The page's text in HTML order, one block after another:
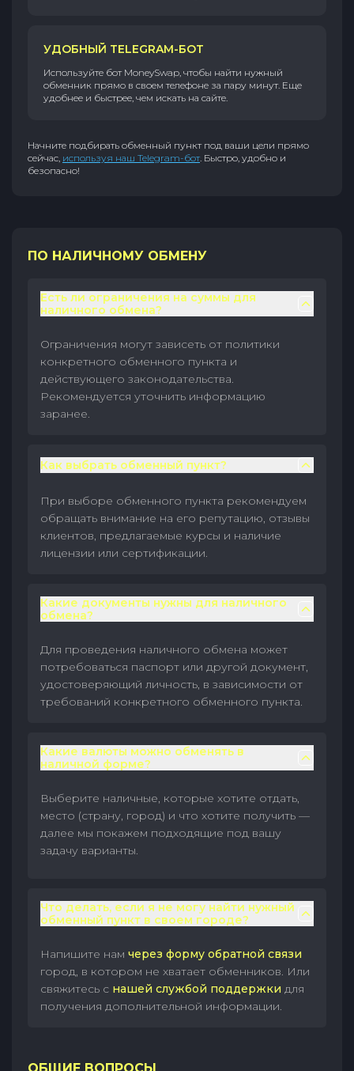
УДОБНЫЙ TELEGRAM-БОТ
Используйте бот MoneySwap, чтобы найти нужный
обменник прямо в своем телефоне за пару минут. Еще
удобнее и быстрее, чем искать на сайте.
Начните подбирать обменный пункт под ваши цели прямо
сейчас, используя наш Telegram-бот. Быстро, удобно и
безопасно!
ПО НАЛИЧНОМУ ОБМЕНУ
Есть ли ограничения на суммы для
наличного обмена?
Ограничения могут зависеть от политики
конкретного обменного пункта и
действующего законодательства.
Рекомендуется уточнить информацию
заранее.
Как выбрать обменный пункт?
При выборе обменного пункта рекомендуем
обращать внимание на его репутацию, отзывы
клиентов, предлагаемые курсы и наличие
лицензии или сертификации.
Какие документы нужны для наличного
обмена?
Для проведения наличного обмена может
потребоваться паспорт или другой документ,
удостоверяющий личность, в зависимости от
требований конкретного обменного пункта.
Какие валюты можно обменять в
наличной форме?
Выберите наличные, которые хотите отдать,
место (страну, город) и что хотите получить —
далее мы покажем подходящие под вашу
задачу варианты.
Что делать, если я не могу найти нужный
обменный пункт в своем городе?
Напишите нам через форму обратной связи
город, в котором не хватает обменников. Или
свяжитесь с нашей службой поддержки для
получения дополнительной информации.